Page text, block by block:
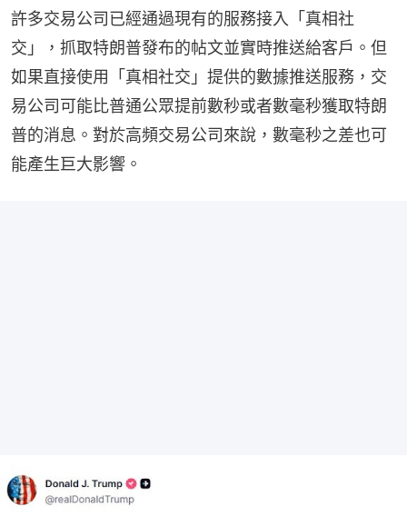
許多交易公司已經通過現有的服務接入「真相社
交」，抓取特朗普發布的帖文並實時推送給客戶。但
如果直接使用「真相社交」提供的數據推送服務，交
易公司可能比普通公眾提前數秒或者數毫秒獲取特朗
普的消息。對於高頻交易公司來說，數毫秒之差也可
能產生巨大影響。